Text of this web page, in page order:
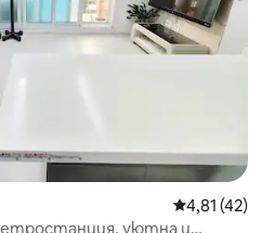
Средна
4,81 (42)
уютна и